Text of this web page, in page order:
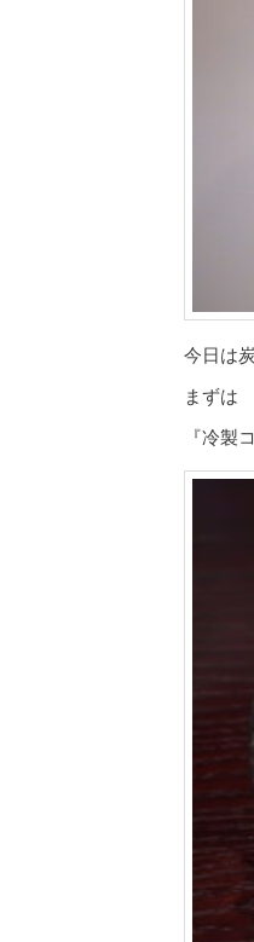
今日は
まずは
『冷製